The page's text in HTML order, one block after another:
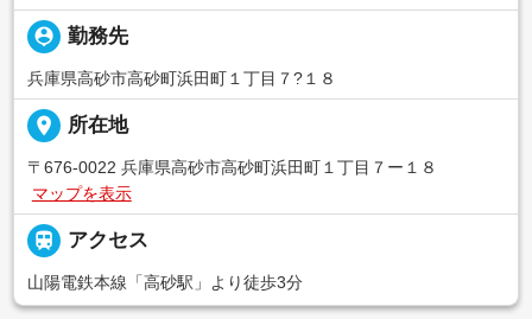
person_pin 勤務先
兵庫県高砂市高砂町浜田町１丁目７?１８
place 所在地
〒676-0022 兵庫県高砂市高砂町浜田町１丁目７ー１８
マップを表示
 アクセス
山陽電鉄本線「高砂駅」より徒歩3分